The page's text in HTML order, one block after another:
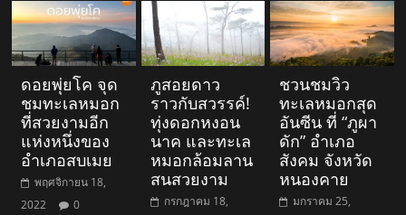
ดอยพุ่ยโค จุด
ชมทะเลหมอก
ที่สวยงามอีก
แห่งหนึ่งของ
อำเภอสบเมย
พฤศจิกายน 18,
2022
0
ภูสอยดาว
ราวกับสวรรค์!
ทุ่งดอกหงอน
นาค และทะเล
หมอกล้อมลาน
สนสวยงาม
กรกฎาคม 18,
ชวนชมวิว
ทะเลหมอกสุด
อันซีน ที่ “ภูผา
ดัก” อำเภอ
สังคม จังหวัด
หนองคาย
มกราคม 25,